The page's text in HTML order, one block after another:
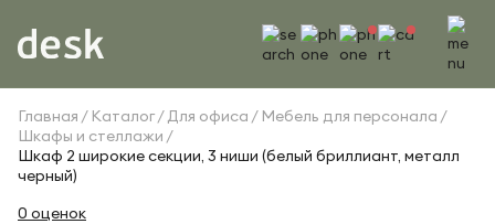
Главная Каталог Для офиса
Мебель для персонала
Шкафы и стеллажи
Шкаф 2 широкие секции, 3 ниши (белый бриллиант, металл
черный)
0 оценок